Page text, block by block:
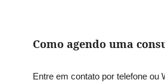
Como agendo uma
Entre em contato por telefone ou